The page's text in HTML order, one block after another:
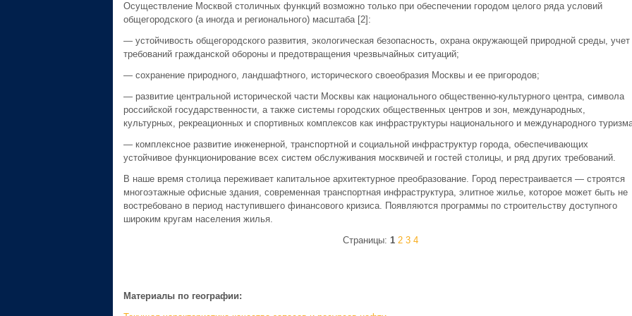
Осуществление Москвой столичных функций возможно только при обеспечении городом целого ряда условий
общегородского (а иногда и регионального) масштаба [2]:
— устойчивость общегородского развития, экологическая безопасность, охрана окружающей природной среды, учет
требований гражданской обороны и предотвращения чрезвычайных ситуаций;
— сохранение природного, ландшафтного, исторического своеобразия Москвы и ее пригородов;
— развитие центральной исторической части Москвы как национального общественно-культурного центра, символа
российской государственности, а также системы городских общественных центров и зон, международных,
культурных, рекреационных и спортивных комплексов как инфраструктуры национального и международного
— комплексное развитие инженерной, транспортной и социальной инфраструктур города, обеспечивающих
устойчивое функционирование всех систем обслуживания москвичей и гостей столицы, и ряд других требований.
В наше время столица переживает капитальное архитектурное преобразование. Город перестраивается — строятся
многоэтажные офисные здания, современная транспортная инфраструктура, элитное жилье, которое может быть не
востребовано в период наступившего финансового кризиса. Появляются программы по строительству доступного
широким кругам населения жилья.
Страницы: 1 2 3 4
Материалы по географии: